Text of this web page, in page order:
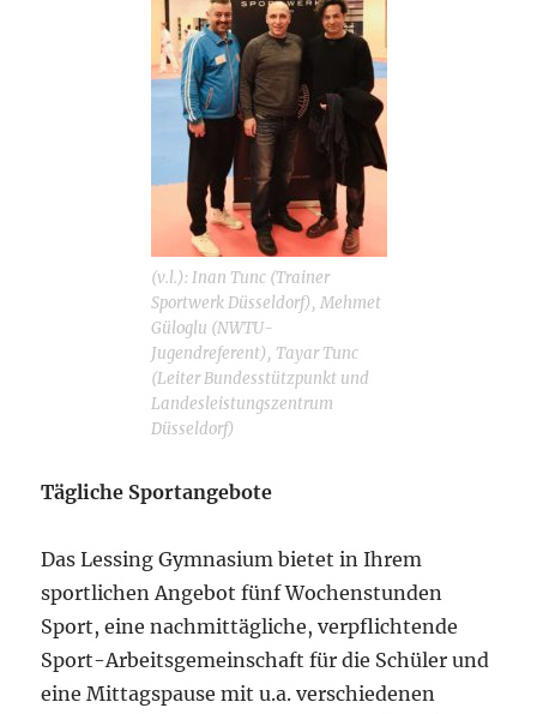
(v.l.): Inan Tunc (Trainer
Sportwerk Düsseldorf), Mehmet
Güloglu (NWTU-
Jugendreferent), Tayar Tunc
(Leiter Bundesstützpunkt und
Landesleistungszentrum
Düsseldorf)
Tägliche Sportangebote
Das Lessing Gymnasium bietet in Ihrem
sportlichen Angebot fünf Wochenstunden
Sport, eine nachmittägliche, verpflichtende
Sport-Arbeitsgemeinschaft für die Schüler und
eine Mittagspause mit u.a. verschiedenen